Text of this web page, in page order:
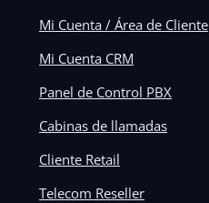
Mi Cuenta / Área de Cliente
Mi Cuenta CRM
Panel de Control PBX
Cabinas de llamadas
Cliente Retail
Telecom Reseller